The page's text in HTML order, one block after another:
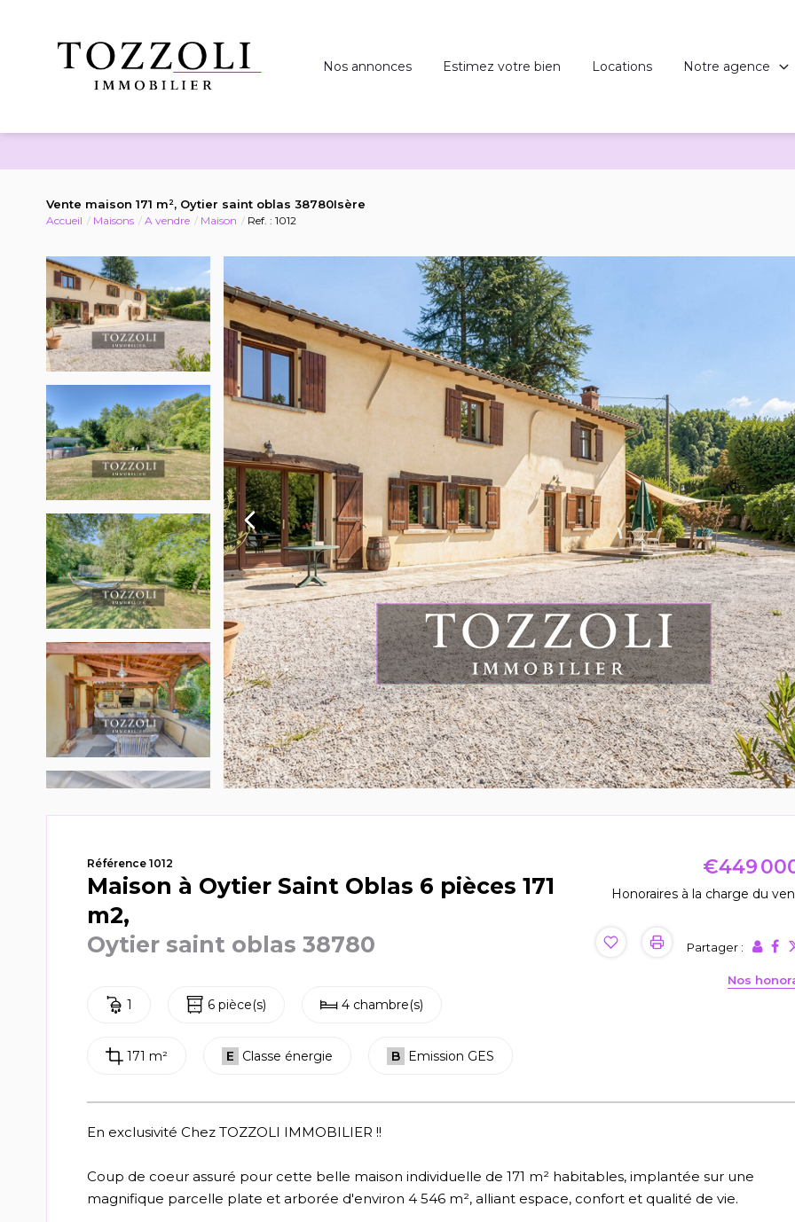
Nos annonces Estimez votre bien Locations Notre agence
Vente maison 171 m², Oytier saint oblas 38780Isère
Accueil Maisons A vendre Maison Ref. : 1012
Référence 1012
Maison à Oytier Saint Oblas 6 pièces 171
m2,
Oytier saint oblas 38780
1 6 pièce(s) 4 chambre(s)
171 m² E Classe énergie B Emission GES
€449
Honoraires à la charge du
Partager :
Nos
En exclusivité Chez TOZZOLI IMMOBILIER !!
Coup de coeur assuré pour cette belle maison individuelle de 171 m² habitables, implantée sur une
magnifique parcelle plate et arborée d'environ 4 546 m², alliant espace, confort et qualité de vie.